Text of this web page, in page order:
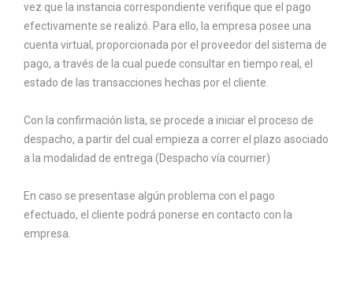
vez que la instancia correspondiente verifique que el pago
efectivamente se realizó. Para ello, la empresa posee una
cuenta virtual, proporcionada por el proveedor del sistema de
pago, a través de la cual puede consultar en tiempo real, el
estado de las transacciones hechas por el cliente.
Con la confirmación lista, se procede a iniciar el proceso de
despacho, a partir del cual empieza a correr el plazo asociado
a la modalidad de entrega (Despacho vía courrier)
En caso se presentase algún problema con el pago
efectuado, el cliente podrá ponerse en contacto con la
empresa.